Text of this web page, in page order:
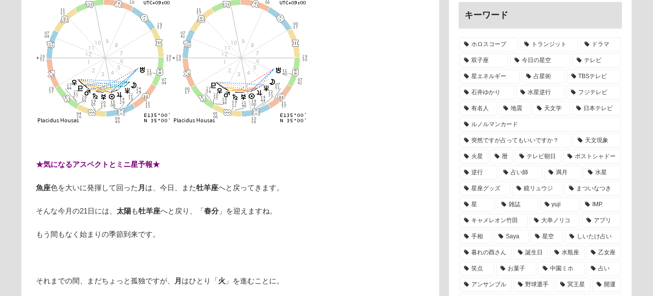
★気になるアスペクトとミニ星予報★
魚座色を大いに発揮して回った 月 は、今日、また牡羊座へと戻ってきます。
そんな今月の21日には、 太陽も牡羊座へと戻り、「春分」を迎えますね。
もう間もなく始まりの季節到来です。
それまでの間、まだちょっと孤独ですが、 月 はひとり「火 」を進むことに。
キーワード
ホロスコープ トランジット ドラマ
双子座 今日の星空 テレビ
星エネルギー 占星術 TBSテレビ
石井ゆかり 水星逆行 フジテレビ
有名人 地震 天文学 日本テレビ
ルノルマンカード
突然ですが占ってもいいですか？ 天文現象
火星 暦 テレビ朝日 ポストシャドー
逆行 占い師 満月 水星
星座グッズ 鏡リュウジ まついなつき
星 雑誌 yuji IMP.
キャメレオン竹田 大串ノリコ アプリ
手相 Saya 星空 しいたけ占い
暮れの酉さん 誕生日 水瓶座 乙女座
笑点 お菓子 中園ミホ 占い
アンサンブル 野球選手 冥王星 開運